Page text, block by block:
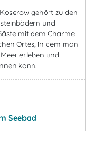
gehört zu den
und
mit dem Charme
Ortes, in dem man
erleben und
kann.
Seebad